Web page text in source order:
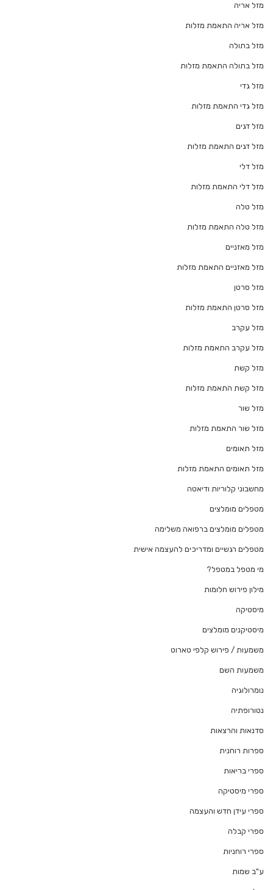
מזל אריה
מזל אריה התאמת מזלות
מזל בתולה
מזל בתולה התאמת מזלות
מזל גדי
מזל גדי התאמת מזלות
מזל דגים
מזל דגים התאמת מזלות
מזל דלי
מזל דלי התאמת מזלות
מזל טלה
מזל טלה התאמת מזלות
מזל מאזניים
מזל מאזניים התאמת מזלות
מזל סרטן
מזל סרטן התאמת מזלות
מזל עקרב
מזל עקרב התאמת מזלות
מזל קשת
מזל קשת התאמת מזלות
מזל שור
מזל שור התאמת מזלות
מזל תאומים
מזל תאומים התאמת מזלות
מחשבוני קלוריות ודיאטה
מטפלים מומלצים
מטפלים מומלצים ברפואה משלימה
מטפלים רגשיים ומדריכים להעצמה אישית
מי מטפל במטפל?
מילון פירוש חלומות
מיסטיקה
מיסטיקנים מומלצים
משמעות / פירוש קלפי טארוט
משמעות השם
נומרולוגיה
נטורופתיה
סדנאות והרצאות
ספרות רוחנית
ספרי בריאות
ספרי מיסטיקה
ספרי עידן חדש והעצמה
ספרי קבלה
ספרי רוחניות
ע"ב שמות